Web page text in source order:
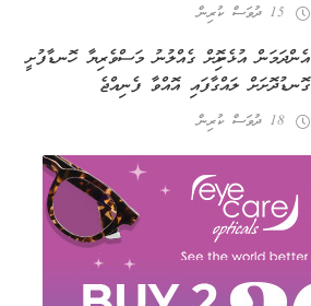
15 ދުވަސް ކުރިން
އެންދަމަން އުޅެނިކޮށް ގެއްލުނު މަސްވެރިޔާ ހޮނޑާފުށީ
ގޮނޑުދޮށަށް ލައްގާފައި އޮއްވާ ފެނިއްޖެ
18 ދުވަސް ކުރިން